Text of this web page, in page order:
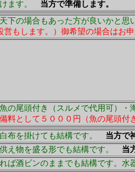
ます。 当方で準備します。
下の場合もあった方が良いかと思
もします。）御希望の場合はお申
の尾頭付き（スルメで代用可）
料として５０００円（魚の尾頭
布を掛けても結構です。
当方で
え物を盛る形でも結構です。
当
ば酒ビンのままでも結構です。水